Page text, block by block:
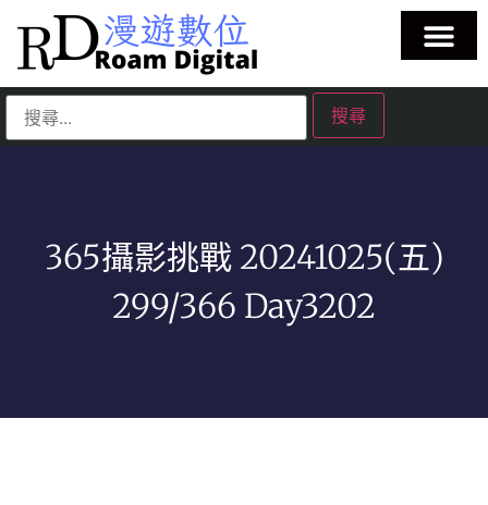
365攝影挑戰 20241025(五)
299/366 Day3202